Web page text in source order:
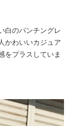
白のパンチングレ
かわいいカジュア
をプラスしていま